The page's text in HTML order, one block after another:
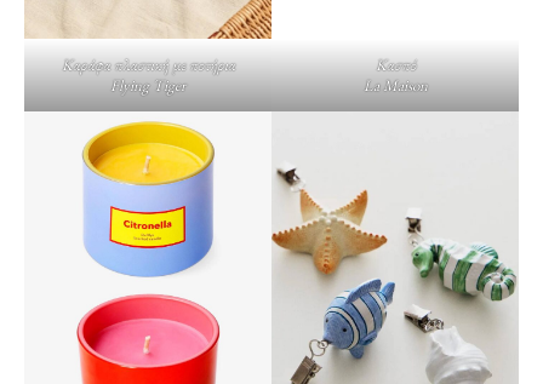
Καράφα πλαστική με ποτήρια
Flying Tiger
Κασπό
La Maison